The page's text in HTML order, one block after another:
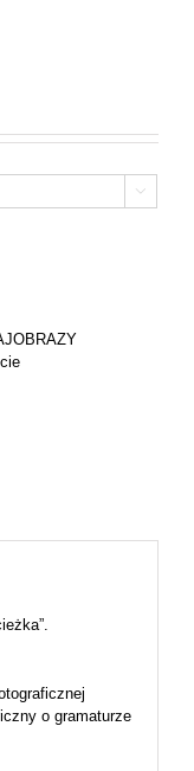

o gramaturze